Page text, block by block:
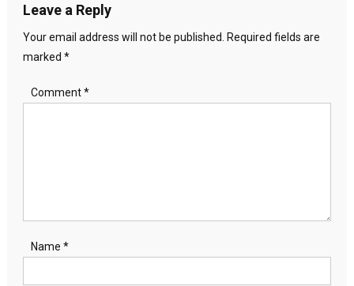
Leave a Reply
Your email address will not be published.
Required fields are
marked *
Comment*
Name *